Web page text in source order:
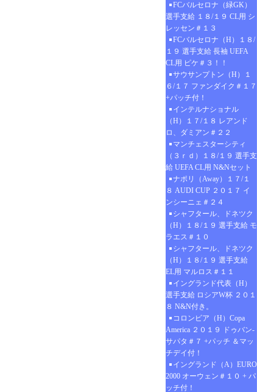
FCバルセロナ（緑GK）
選手支給 １８/１９ CL用 シ
レッセン＃１３
FCバルセロナ（H）１８/
１９ 選手支給 長袖 UEFA
CL用 ピケ＃３！！
サウサンプトン（H）１
６/１７ ファンダイク＃１７
+パッチ付！
インテルナショナル
（H）１７/１８ レアンド
ロ、ダミアン＃２２
マンチェスターシティ
（３ｒｄ）１８/１９ 選手支
給 UEFA CL用 N&Nセット
ナポリ（Away）１７/１
８ AUDI CUP ２０１７ イ
ンシーニェ＃２４
シャフタール、ドネツク
（H）１８/１９ 選手支給 モ
ラエス＃１０
シャフタール、ドネツク
（H）１８/１９ 選手支給
EL用 マルロス＃１１
イングランド代表（H）
選手支給 ロシアW杯 ２０１
８ N&N付き。
コロンビア（H）Copa
America ２０１９ ドゥバン-
サパタ＃７ +パッチ ＆マッ
チデイ付！
イングランド（A）EURO
2000 オーウェン＃１０ + パ
ッチ付！